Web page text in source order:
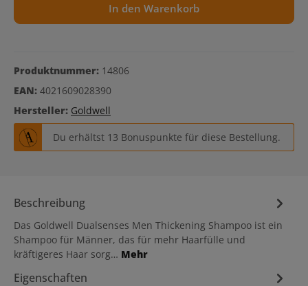
In den Warenkorb
Produktnummer: 14806
EAN: 4021609028390
Hersteller: Goldwell
Du erhältst 13 Bonuspunkte für diese Bestellung.
Beschreibung
Das Goldwell Dualsenses Men Thickening Shampoo ist ein
Shampoo für Männer, das für mehr Haarfülle und
kräftigeres Haar sorg… Mehr
Eigenschaften